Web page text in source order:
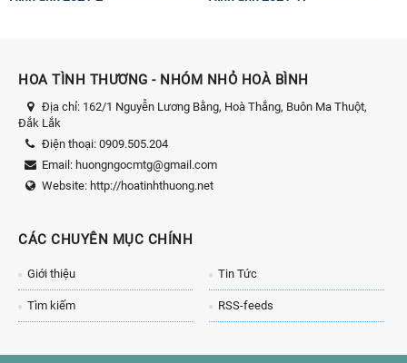
HOA TÌNH THƯƠNG - NHÓM NHỎ HOÀ BÌNH
Địa chỉ: 162/1 Nguyễn Lương Bằng, Hoà Thắng, Buôn Ma Thuột,
Đắk Lắk
Điện thoại: 0909.505.204
Email: huongngocmtg@gmail.com
Website: http://hoatinhthuong.net
CÁC CHUYÊN MỤC CHÍNH
Giới thiệu Tin Tức
Tìm kiếm RSS-feeds